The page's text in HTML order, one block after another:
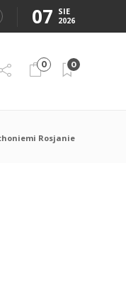
07 SIE
2026
0 0
Rosjanie